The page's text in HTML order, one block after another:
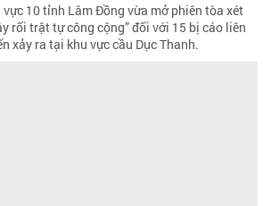
vực 10 tỉnh Lâm Đồng vừa mở phiên tòa xét
rối trật tự công cộng” đối với 15 bị cáo liên
xảy ra tại khu vực cầu Dục Thanh.